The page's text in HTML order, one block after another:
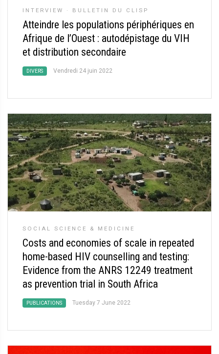
INTERVIEW · BULLETIN DU CLISP
Atteindre les populations périphériques en
Afrique de l’Ouest : autodépistage du VIH
et distribution secondaire
DIVERS Vendredi 24 juin 2022
SOCIAL SCIENCE & MEDICINE
Costs and economies of scale in repeated
home-based HIV counselling and testing:
Evidence from the ANRS 12249 treatment
as prevention trial in South Africa
PUBLICATIONS Tuesday 7 June 2022